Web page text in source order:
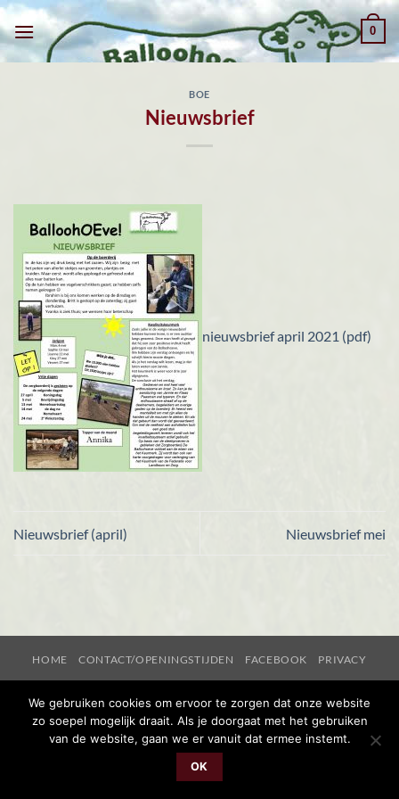
Ga
naar
inhoud
0
BOE
Nieuwsbrief
nieuwsbrief april 2021 (pdf)
Nieuwsbrief (april) Nieuwsbrief mei
HOME CONTACT/OPENINGSTIJDEN FACEBOOK PRIVACY
Copyright 2026 ©de Balloohoeve | Realisatie Jurgen Oosting
We gebruiken cookies om ervoor te zorgen dat onze website
zo soepel mogelijk draait. Als je doorgaat met het gebruiken
van de website, gaan we er vanuit dat ermee instemt.
OK